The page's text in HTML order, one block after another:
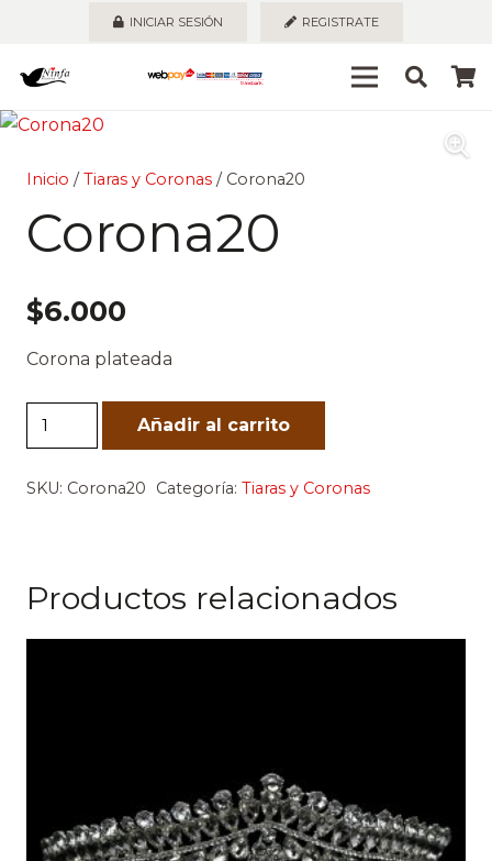
INICIAR SESIÓN REGISTRATE
Inicio /Tiaras y Coronas / Corona20
Corona20
$6.000
Corona plateada
Corona20
cantidad
Añadir al carrito
SKU: Corona20 Categoría: Tiaras y Coronas
Productos relacionados